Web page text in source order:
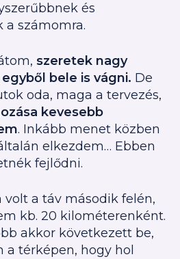
és
számomra.
szeretek nagy
bele is vágni. De
oda, maga a tervezés,
kevesebb
. Inkább menet közben
elkezdem… Ebben
fejlődni.
a táv második felén,
kb. 20 kilométerenként.
akkor következett be,
térképen, hogy hol